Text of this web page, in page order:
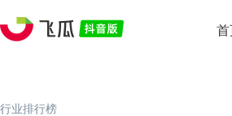
首
行业排行榜